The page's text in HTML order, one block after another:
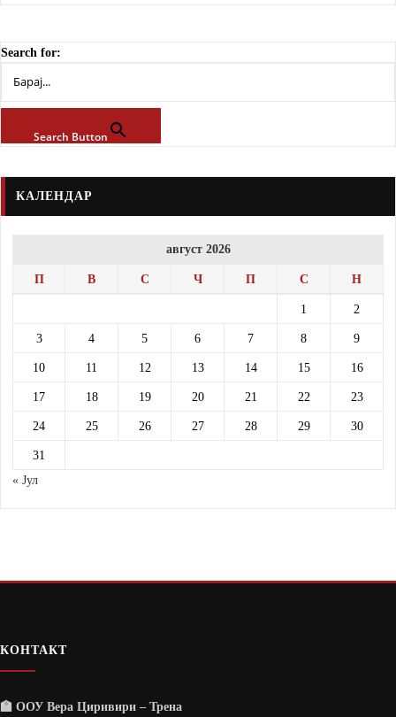
Search for:
Search Button
КАЛЕНДАР
август 2026
П В С Ч П С Н
1 2
3 4 5 6 7 8 9
10 11 12 13 14 15 16
17 18 19 20 21 22 23
24 25 26 27 28 29 30
31
« Јул
КОНТАКТ
🏫 ООУ Вера Циривири – Трена